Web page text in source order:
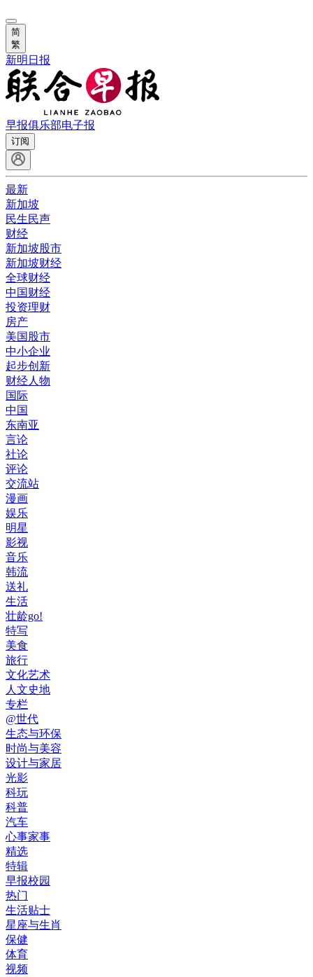
简
繁
新明日报
早报俱乐部电子报
订阅
最新
新加坡
民生民声
财经
新加坡股市
新加坡财经
全球财经
中国财经
投资理财
房产
美国股市
中小企业
起步创新
财经人物
国际
中国
东南亚
言论
社论
评论
交流站
漫画
娱乐
明星
影视
音乐
韩流
送礼
生活
壮龄go!
特写
美食
旅行
文化艺术
人文史地
专栏
@世代
生态与环保
时尚与美容
设计与家居
光影
科玩
科普
汽车
心事家事
精选
特辑
早报校园
热门
生活贴士
星座与生肖
保健
体育
视频